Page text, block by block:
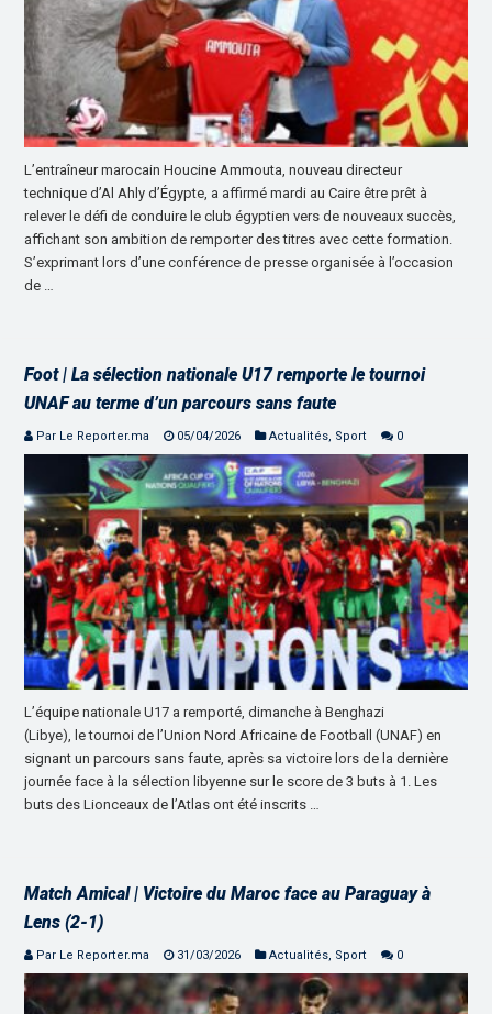
L’entraîneur marocain Houcine Ammouta, nouveau directeur
technique d’Al Ahly d’Égypte, a affirmé mardi au Caire être prêt à
relever le défi de conduire le club égyptien vers de nouveaux succès,
affichant son ambition de remporter des titres avec cette formation.
S’exprimant lors d’une conférence de presse organisée à l’occasion
de …
Foot | La sélection nationale U17 remporte le tournoi
UNAF au terme d’un parcours sans faute
Par Le Reporter.ma 05/04/2026 Actualités Sport 0
L’équipe nationale U17 a remporté, dimanche à Benghazi
(Libye), le tournoi de l’Union Nord Africaine de Football (UNAF) en
signant un parcours sans faute, après sa victoire lors de la dernière
journée face à la sélection libyenne sur le score de 3 buts à 1. Les
buts des Lionceaux de l’Atlas ont été inscrits …
Match Amical | Victoire du Maroc face au Paraguay à
Lens (2-1)
Par Le Reporter.ma 31/03/2026 Actualités, Sport 0